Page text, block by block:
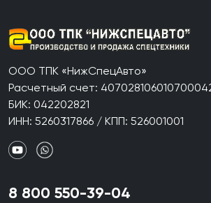
ООО ТПК «НижСпецАвто»
Расчетный счет:
БИК: 042202821
ИНН: 5260317866 / КПП: 526001001
8 800 550-39-04